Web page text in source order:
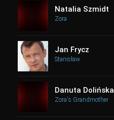
Natalia Szmidt
Zora
Jan Frycz
Stanisław
Danuta Dolińska
Zora's Grandmother